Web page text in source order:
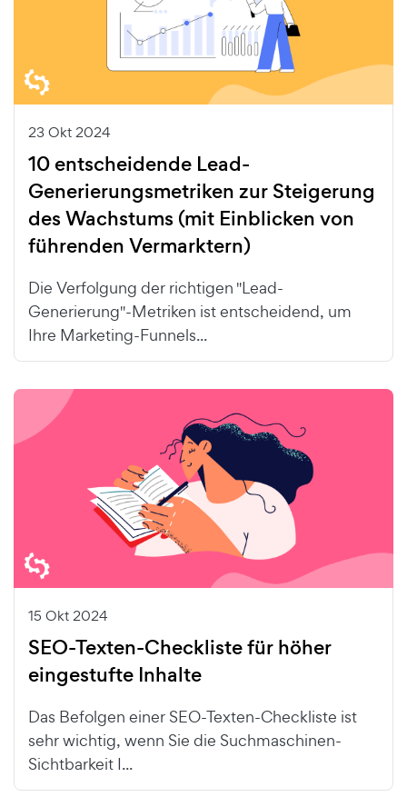
23 Okt 2024
10 entscheidende Lead-
Generierungsmetriken zur Steigerung
des Wachstums (mit Einblicken von
führenden Vermarktern)
Die Verfolgung der richtigen "Lead-
Generierung"-Metriken ist entscheidend, um
Ihre Marketing-Funnels...
15 Okt 2024
SEO-Texten-Checkliste für höher
eingestufte Inhalte
Das Befolgen einer SEO-Texten-Checkliste ist
sehr wichtig, wenn Sie die Suchmaschinen-
Sichtbarkeit I...